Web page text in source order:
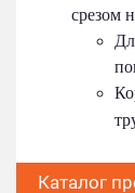
Каталог
срезом